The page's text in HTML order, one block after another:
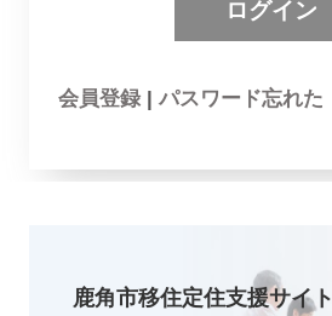
会員登録| パスワード忘れた
鹿角市移住定住支援サイト